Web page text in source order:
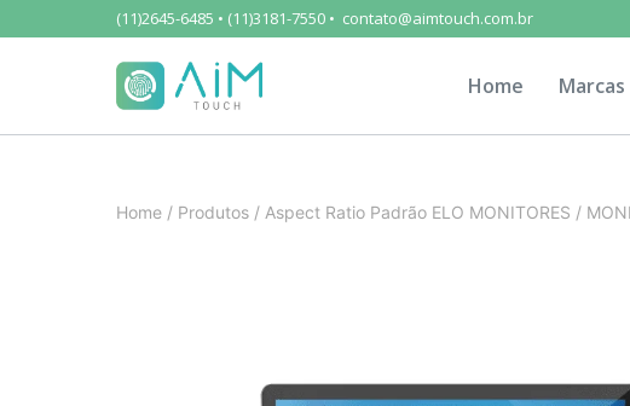
(11)2645-6485 • (11)3181-7550 • contato@aimtouch.com.br
Home Marcas
Home / Produtos / Aspect Ratio Padrão ELO MONITORES /